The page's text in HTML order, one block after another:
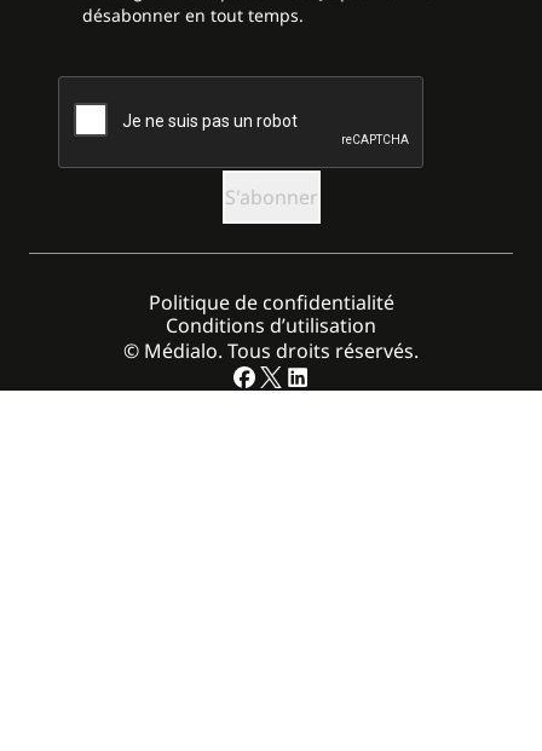
désabonner en tout temps.
© Médialo. Tous droits réservés.
Politique de confidentialité
Conditions d’utilisation